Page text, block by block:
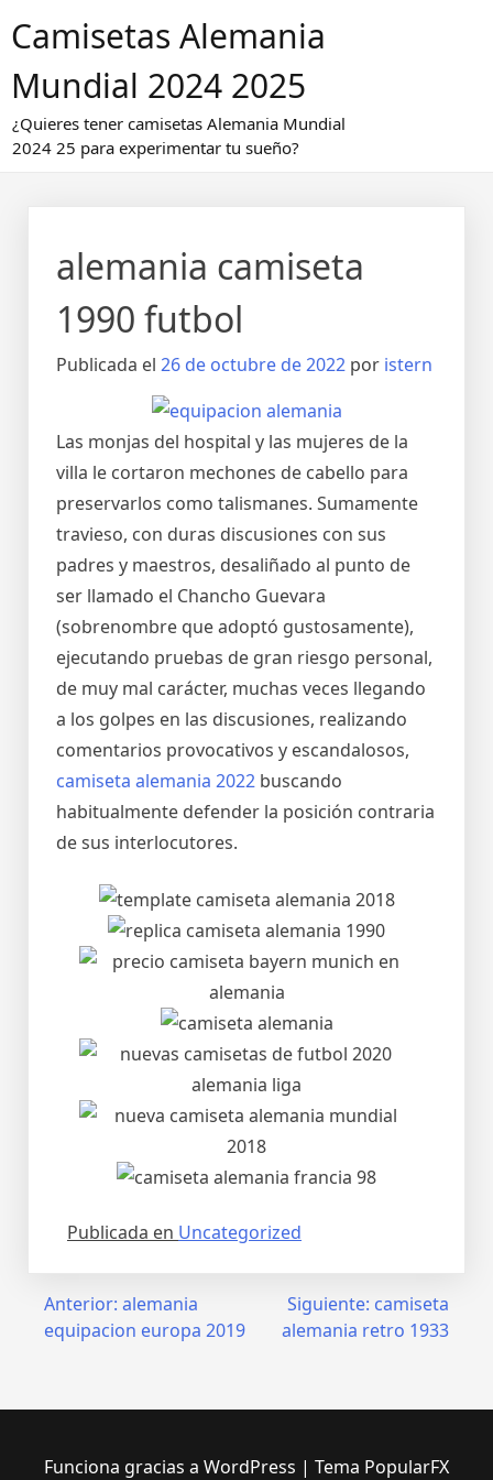
alCamisetas Alemania
Mundial 2024 2025
¿Quieres tener camisetas Alemania Mundial
2024 25 para experimentar tu sueño?
alemania camiseta
1990 futbol
Publicada el 26 de octubre de 2022 por istern
Las monjas del hospital y las mujeres de la
villa le cortaron mechones de cabello para
preservarlos como talismanes. Sumamente
travieso, con duras discusiones con sus
padres y maestros, desaliñado al punto de
ser llamado el Chancho Guevara
(sobrenombre que adoptó gustosamente),
ejecutando pruebas de gran riesgo personal,
de muy mal carácter, muchas veces llegando
a los golpes en las discusiones, realizando
comentarios provocativos y escandalosos,
camiseta alemania 2022 buscando
habitualmente defender la posición contraria
de sus interlocutores.
Publicada en Uncategorized
Navegación
Anterior: alemania
equipacion europa 2019
Siguiente: camiseta
alemania retro 1933
Funciona gracias a WordPress | Tema PopularFX